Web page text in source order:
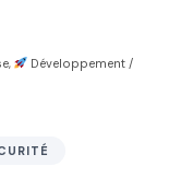
Développement /